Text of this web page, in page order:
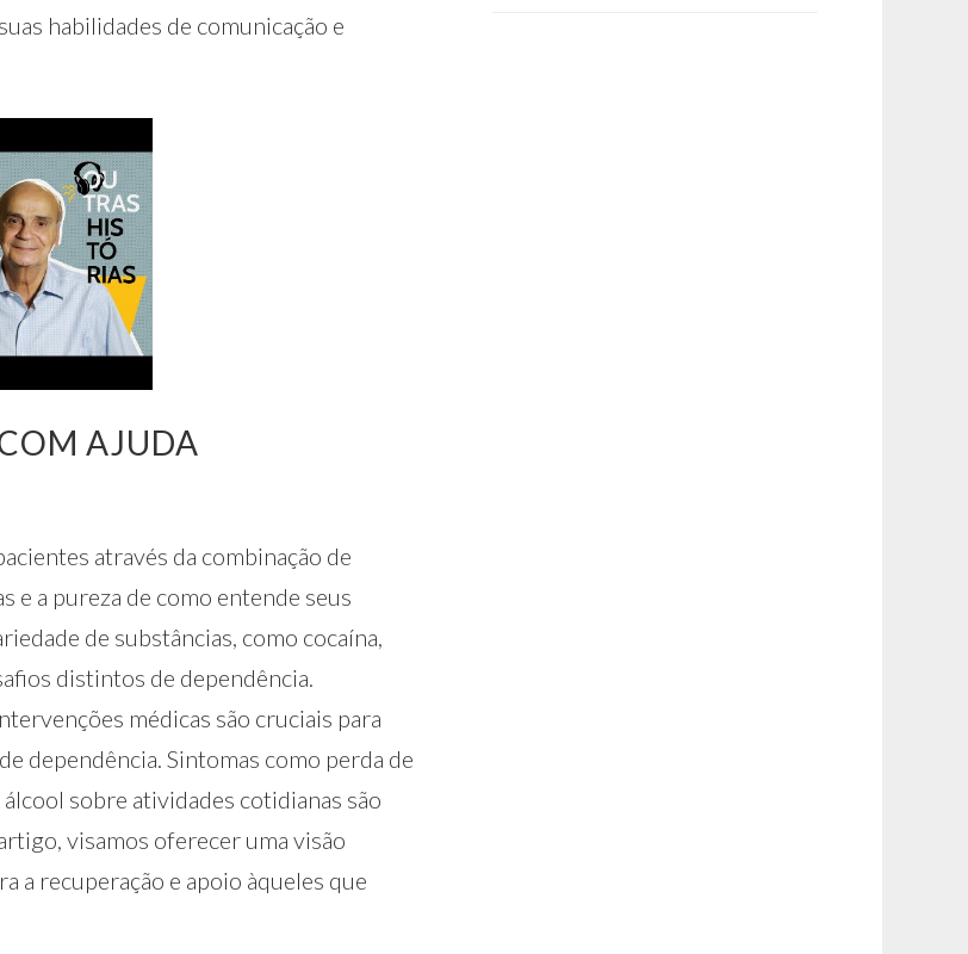
habilidades de comunicação e
AJUDA
através da combinação de
e a pureza de como entende seus
de substâncias, como cocaína,
distintos de dependência.
médicas são cruciais para
dependência. Sintomas como perda de
sobre atividades cotidianas são
visamos oferecer uma visão
a recuperação e apoio àqueles que